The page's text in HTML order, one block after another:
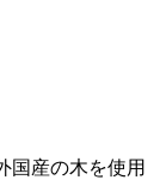
国産の木を使用